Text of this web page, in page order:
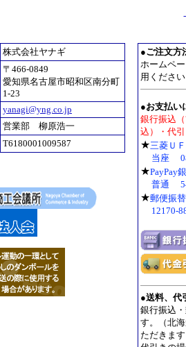
株式会社ヤナギ
〒466-0849
愛知県名古屋市昭和区南分町
1-23
yanagi@yng.co.jp
営業部 柳原浩一
T6180001009587
●ご注文方
ホームペ
用くださ
●お支払い
銀行振込
込）・代
★三菱Ｕ
当座
★PayPay
普通
★郵便振
12170-
●送料、代
銀行振込
す。（北
ただきま